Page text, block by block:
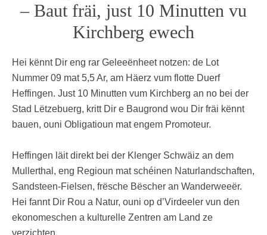
– Baut fräi, just 10 Minutten vu
Kirchberg ewech
Hei kënnt Dir eng rar Geleeënheet notzen: de Lot
Nummer 09 mat 5,5 Ar, am Häerz vum flotte Duerf
Heffingen. Just 10 Minutten vum Kirchberg an no bei der
Stad Lëtzebuerg, kritt Dir e Baugrond wou Dir fräi kënnt
bauen, ouni Obligatioun mat engem Promoteur.
Heffingen läit direkt bei der Klenger Schwäiz an dem
Mullerthal, eng Regioun mat schéinen Naturlandschaften,
Sandsteen-Fielsen, frësche Bëscher an Wanderweeër.
Hei fannt Dir Rou a Natur, ouni op d’Virdeeler vun den
ekonomeschen a kulturelle Zentren am Land ze
verzichten.